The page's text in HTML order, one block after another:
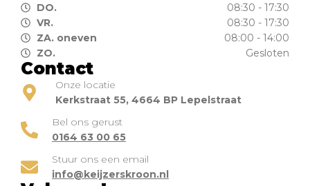
DO.
08:30 - 17:30
VR.
08:30 - 17:30
ZA. oneven
08:00 - 14:00
ZO.
Gesloten
Contact
Onze locatie
Kerkstraat 55, 4664 BP Lepelstraat
Bel ons gerust
0164 63 00 65
Stuur ons een email
info@keijzerskroon.nl